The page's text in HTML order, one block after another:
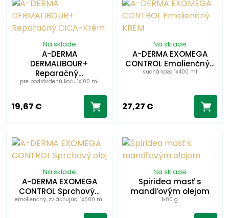
Na sklade
A-DERMA
DERMALIBOUR+
Reparačný…
pre podráždenú kožu 1x100 ml
19,67 €
Na sklade
A-DERMA EXOMEGA
CONTROL Emolienčný…
suchá koža 1x400 ml
27,27 €
Na sklade
A-DERMA EXOMEGA
CONTROL Sprchový…
emolienčný, zvláčňujúci 1x500 ml
Na sklade
Spiridea masť s
mandľovým olejom
1x80 g